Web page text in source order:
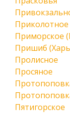
Приколотное
Приморское
Пришиб
Пролисное
Просяное
Пятигорское